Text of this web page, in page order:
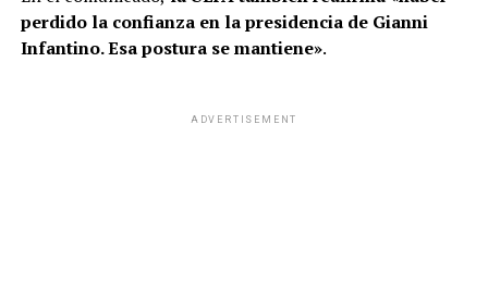
perdido la confianza en la presidencia de Gianni
Infantino. Esa postura se mantiene».
ADVERTISEMENT